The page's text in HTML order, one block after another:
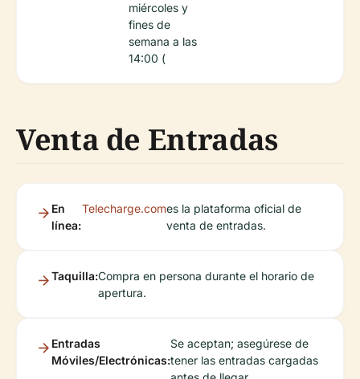
miércoles y
fines de
semana a las
14:00 (
Venta de Entradas
En
línea:
Telecharge.comes la plataforma oficial de
venta de entradas.
Taquilla:Compra en persona durante el horario de
apertura.
Entradas
Móviles/Electrónicas:
Se aceptan; asegúrese de
tener las entradas cargadas